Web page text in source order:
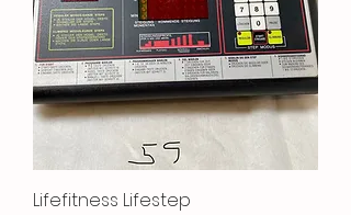
Lifefitness Lifestep